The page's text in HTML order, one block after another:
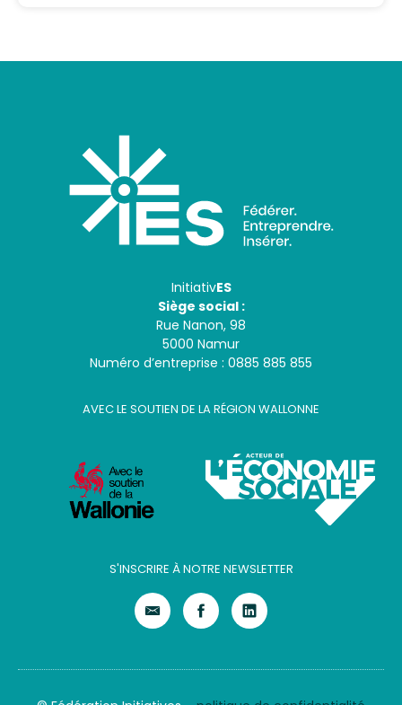
InitiativES
Siège social :
Rue Nanon, 98
5000 Namur
Numéro d’entreprise : 0885 885 855
AVEC LE SOUTIEN DE LA RÉGION WALLONNE
S'INSCRIRE À NOTRE NEWSLETTER